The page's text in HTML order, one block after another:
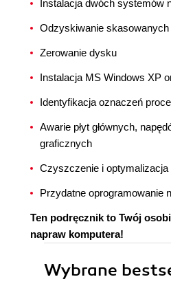
Instalacja dwóch systemów
Odzyskiwanie
Zerowanie dysku
Instalacja MS Windows XP
Identyfikacja oznaczeń
Awarie płyt głównych,
graficznych
Czyszczenie i
Przydatne oprogramowanie
Ten podręcznik to Twój
napraw komputera!
Wybrane